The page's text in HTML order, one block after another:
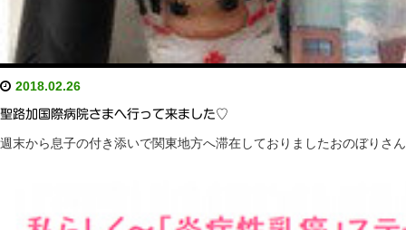
2018.02.26
聖路加国際病院さまへ行って来ました♡
週末から息子の付き添いで関東地方へ滞在しておりましたおのぼりさ